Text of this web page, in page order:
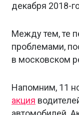
декабря 2018-
Между тем, те
проблемами,
в московском
Напомним, 11
акция